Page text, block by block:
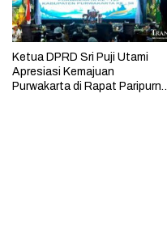
Ketua DPRD Sri Puji Utami
Apresiasi Kemajuan
Purwakarta di Rapat Paripurna